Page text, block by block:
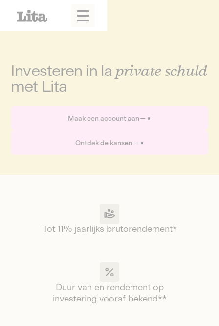
Investeren in la private schuld
met Lita
Maak een account aan
Ontdek de kansen
Tot 11% jaarlijks brutorendement*
Duur van en rendement op
investering vooraf bekend**